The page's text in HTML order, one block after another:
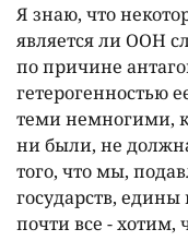
Я знаю, что
является ли ООН
по причине
гетерогенностью
теми немногими,
ни были, не
того, что мы,
государств,
почти все -